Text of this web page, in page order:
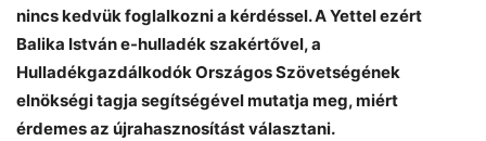
nincs kedvük foglalkozni a kérdéssel. A Yettel ezért
Balika István e-hulladék szakértővel, a
Hulladékgazdálkodók Országos Szövetségének
elnökségi tagja segítségével mutatja meg, miért
érdemes az újrahasznosítást választani.